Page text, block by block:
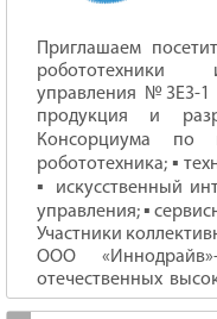
Приглашаем
робототехники
управления №3Е3-1
продукция и
Консорциума по
робототехника; ▪
▪ искусственный
управления; ▪
Участники
ООО
отечественных